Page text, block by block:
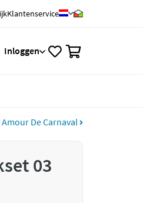
Klantenservice
Inloggen
De Carnaval
03